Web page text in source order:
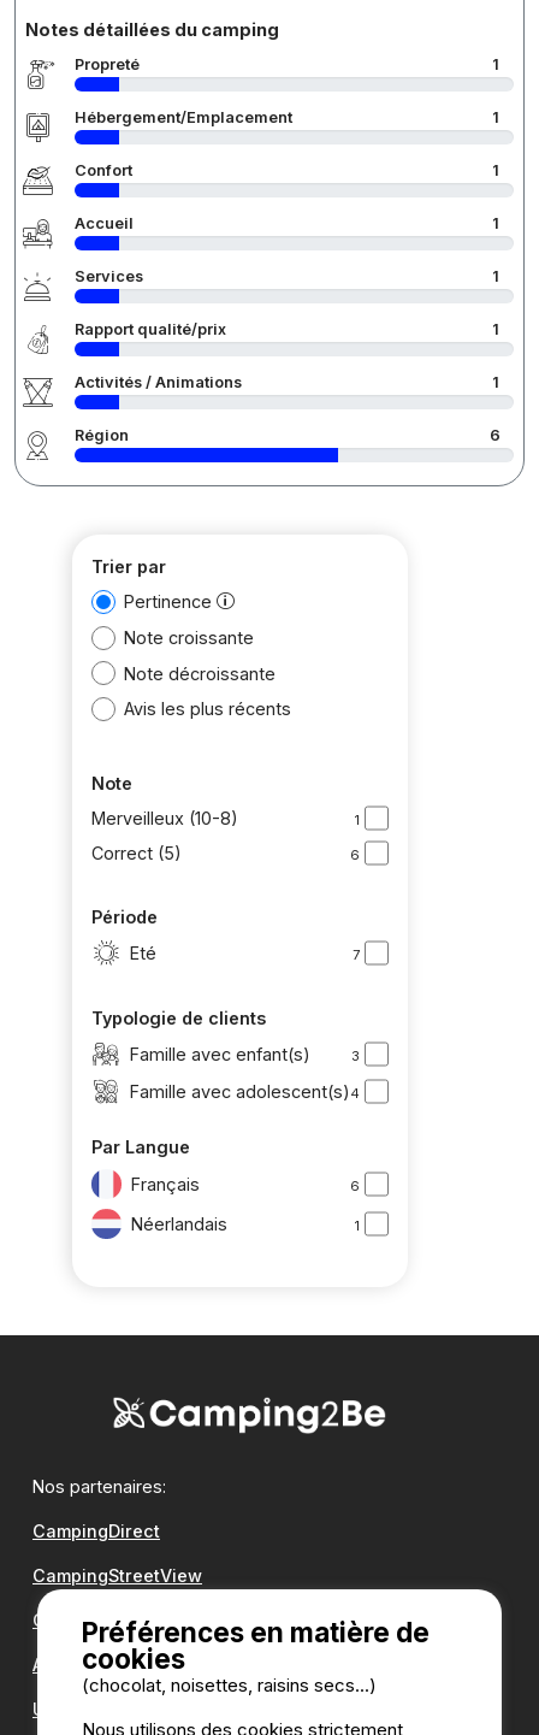
Notes détaillées du camping
Propreté 1
Hébergement/Emplacement 1
Confort 1
Accueil 1
Services 1
Rapport qualité/prix 1
Activités / Animations 1
Région 6
Trier par
Pertinence
Note croissante
Note décroissante
Avis les plus récents
Note
Merveilleux (10-8)
1
Correct (5) 6
Période
Eté
7
Typologie de clients
Famille avec enfant(s)
3
Famille avec adolescent(s) 4
Par Langue
Français
6
Néerlandais 1
Nos partenaires:
CampingDirect
CampingStreetView
Groupe Romanée
Antilope VAN
Une question ?
Préférences en matière de
cookies
(chocolat, noisettes, raisins secs...)
Nous utilisons des cookies strictement